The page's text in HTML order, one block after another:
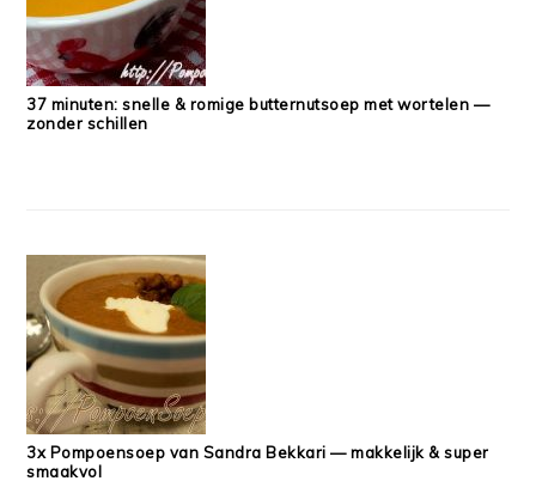
37 minuten: snelle & romige butternutsoep met wortelen —
zonder schillen
3x Pompoensoep van Sandra Bekkari — makkelijk & super
smaakvol